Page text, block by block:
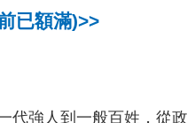
已額滿)>>
代強人到一般百姓，從政